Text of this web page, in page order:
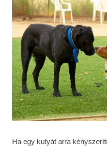
Ha egy kutyát arra